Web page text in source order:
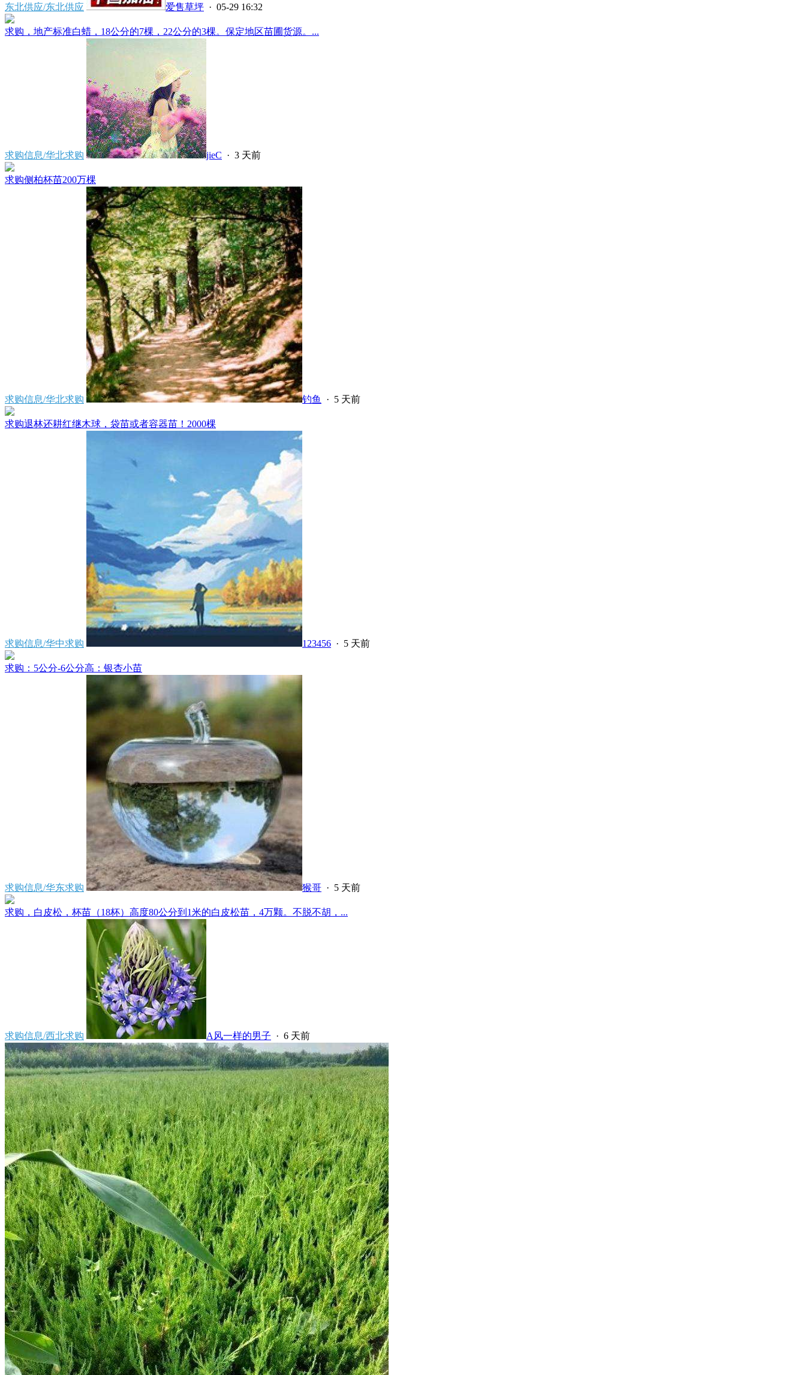
东北供应/东北供应 爱售草坪 · 05-29 16:32
求购，地产标准白蜡，18公分的7棵，22公分的3棵。保定地区苗圃货源。...
求购信息/华北求购 jieC · 3 天前
求购侧柏杯苗200万棵
求购信息/华北求购 钓鱼 · 5 天前
求购退林还耕红继木球，袋苗或者容器苗！2000棵
求购信息/华中求购 123456 · 5 天前
求购：5公分-6公分高：银杏小苗
求购信息/华东求购 猴哥 · 5 天前
求购，白皮松，杯苗（18杯）高度80公分到1米的白皮松苗，4万颗。不脱不胡，...
求购信息/西北求购 A风一样的男子 · 6 天前